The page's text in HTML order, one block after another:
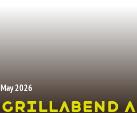
May 2026
Grillabend